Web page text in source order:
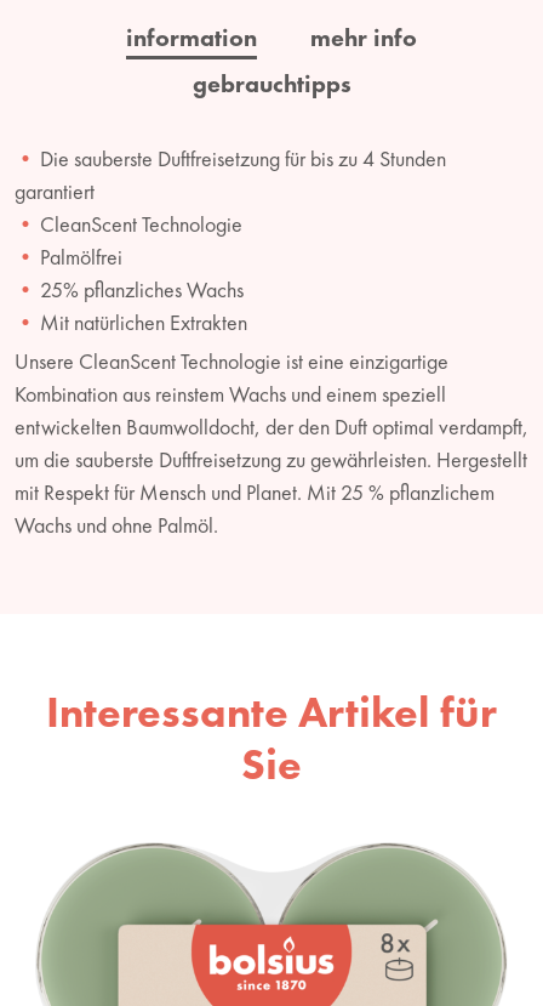
information
mehr info
gebrauchtipps
Die sauberste Duftfreisetzung für bis zu 4 Stunden
garantiert
CleanScent Technologie
Palmölfrei
25% pflanzliches Wachs
Mit natürlichen Extrakten
Unsere CleanScent Technologie ist eine einzigartige
Kombination aus reinstem Wachs und einem speziell
entwickelten Baumwolldocht, der den Duft optimal verdampft,
um die sauberste Duftfreisetzung zu gewährleisten. Hergestellt
mit Respekt für Mensch und Planet. Mit 25 % pflanzlichem
Wachs und ohne Palmöl.
Interessante Artikel für
Sie